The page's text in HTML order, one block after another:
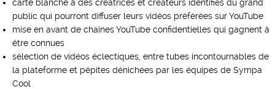
carte blanche à des créatrices et créateurs identifiés du grand
public qui pourront diffuser leurs vidéos préférées sur YouTube
mise en avant de chaînes YouTube confidentielles qui gagnent à
être connues
sélection de vidéos éclectiques, entre tubes incontournables de
la plateforme et pépites dénichées par les équipes de Sympa
Cool